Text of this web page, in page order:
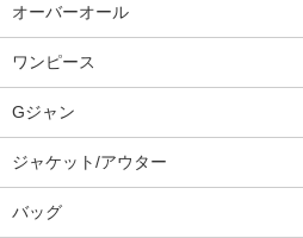
オーバーオール
ワンピース
Gジャン
ジャケット/アウター
バッグ